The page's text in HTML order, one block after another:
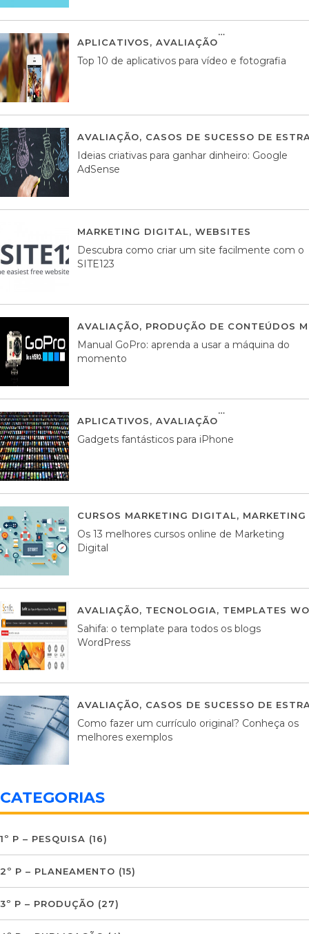
APLICATIVOS, AVALIAÇÃO
Top 10 de aplicativos para vídeo e fotografia
AVALIAÇÃO, CASOS DE SUCESSO DE
Ideias criativas para ganhar dinheiro: Google
AdSense
MARKETING DIGITAL, WEBSITES
Descubra como criar um site facilmente com o
SITE123
AVALIAÇÃO, PRODUÇÃO DE CONTEÚDOS
Manual GoPro: aprenda a usar a máquina do
momento
APLICATIVOS, AVALIAÇÃO
Gadgets fantásticos para iPhone
CURSOS MARKETING DIGITAL,
Os 13 melhores cursos online de Marketing
Digital
AVALIAÇÃO, TECNOLOGIA, TEMPLATES
Sahifa: o template para todos os blogs
WordPress
AVALIAÇÃO, CASOS DE SUCESSO DE
Como fazer um currículo original? Conheça os
melhores exemplos
CATEGORIAS
1º P – PESQUISA (16)
2º P – PLANEAMENTO (15)
3º P – PRODUÇÃO (27)